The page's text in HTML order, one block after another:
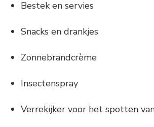
Bestek en servies
Snacks en drankjes
Zonnebrandcrème
Insectenspray
Verrekijker voor het spotten